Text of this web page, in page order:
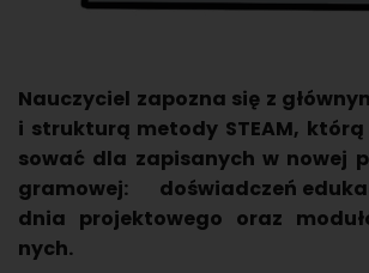
Na­uczy­ciel za­po­zna się z
i struk­tu­rą me­to­dy STEAM,
so­wać dla za­pi­sa­nych w nowej
gra­mo­wej: do­świad­czeń
dnia pro­jek­to­we­go oraz
nych.